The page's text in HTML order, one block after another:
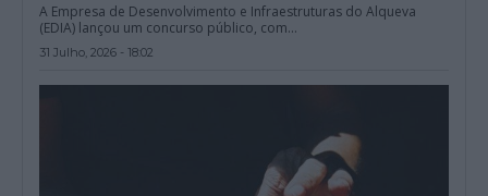
A Empresa de Desenvolvimento e Infraestruturas do Alqueva
(EDIA) lançou um concurso público, com...
31 Julho, 2026 - 18:02